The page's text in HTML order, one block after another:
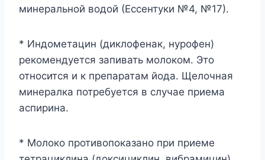
минеральной водой (Ессентуки №4, №17).
* Индометацин (диклофенак, нурофен)
рекомендуется запивать молоком. Это
относится и к препаратам йода. Щелочная
минералка потребуется в случае приема
аспирина.
* Молоко противопоказано при приеме